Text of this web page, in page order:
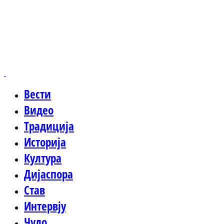
Вести
Видео
Традиција
Историја
Култура
Дијаспора
Став
Интервју